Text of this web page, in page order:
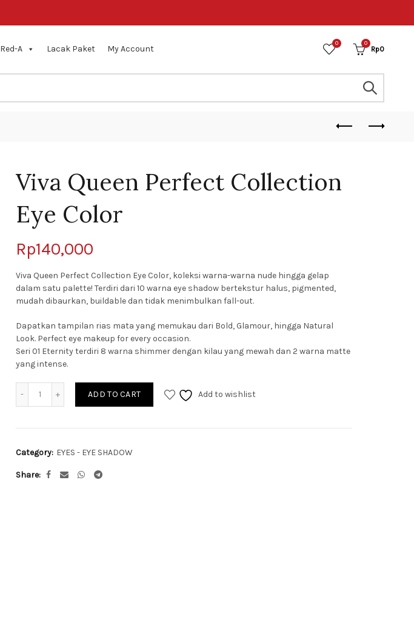
Red-A Lacak Paket My Account
0 0
Rp0
Viva Queen Perfect Collection
Eye Color
Rp140,000
Viva Queen Perfect Collection Eye Color, koleksi warna-warna nude hingga gelap
dalam satu palette! Terdiri dari 10 warna eye shadow bertekstur halus, pigmented,
mudah dibaurkan, buildable dan tidak menimbulkan fall-out.
Dapatkan tampilan rias mata yang memukau dari Bold, Glamour, hingga Natural
Look. Perfect eye makeup for every occasion.
Seri 01 Eternity terdiri 8 warna shimmer dengan kilau yang mewah dan 2 warna matte
yang intense.
Quantity
ADD TO CART Add to wishlist
Category: EYES - EYE SHADOW
Share